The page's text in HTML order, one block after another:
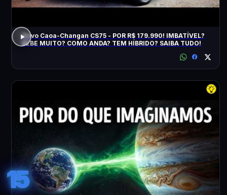
Novo Caoa-Changan CS75 - POR R$ 179.990! IMBATÍVEL?
BEBE MUITO? COMO ANDA? TEM HÍBRIDO? SAIBA TUDO!
15